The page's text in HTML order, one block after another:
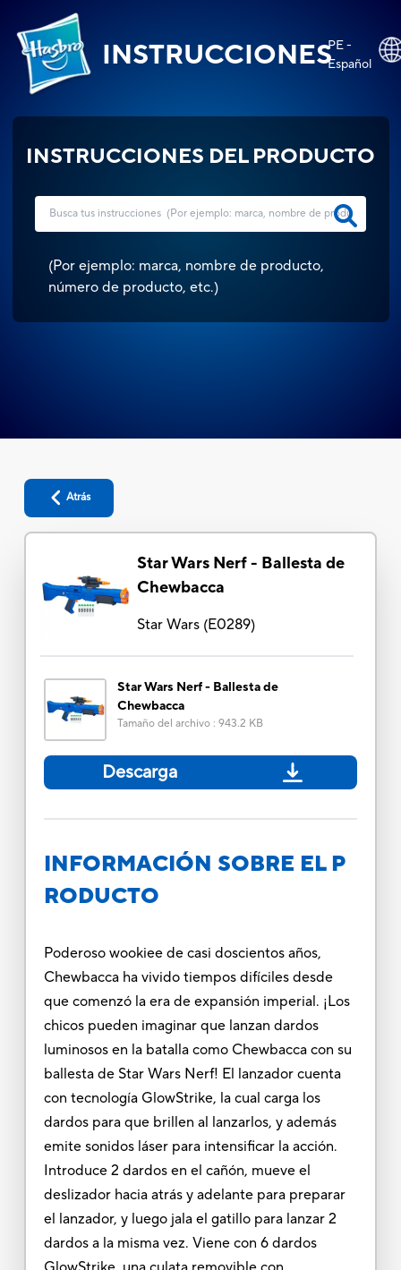
INSTRUCCIONESPE -
Español
INSTRUCCIONES DEL PRODUCTO
(Por ejemplo: marca, nombre de producto,
número de producto, etc.)
Atrás
Star Wars Nerf - Ballesta de
Chewbacca
Star Wars(E0289)
Star Wars Nerf - Ballesta de
Chewbacca
Tamaño del archivo: 943.2 KB
Descarga
INFORMACIÓN SOBRE EL P
RODUCTO
Poderoso wookiee de casi doscientos años,
Chewbacca ha vivido tiempos difíciles desde
que comenzó la era de expansión imperial. ¡Los
chicos pueden imaginar que lanzan dardos
luminosos en la batalla como Chewbacca con su
ballesta de Star Wars Nerf! El lanzador cuenta
con tecnología GlowStrike, la cual carga los
dardos para que brillen al lanzarlos, y además
emite sonidos láser para intensificar la acción.
Introduce 2 dardos en el cañón, mueve el
deslizador hacia atrás y adelante para preparar
el lanzador, y luego jala el gatillo para lanzar 2
dardos a la misma vez. Viene con 6 dardos